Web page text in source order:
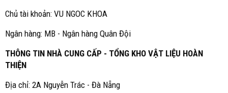
Chủ tài khoản: VU NGOC KHOA
Ngân hàng: MB - Ngân hàng Quân Đội
THÔNG TIN NHÀ CUNG CẤP - TỔNG KHO VẬT LIỆU HOÀN
THIỆN
Địa chỉ: 2A Nguyễn Trác - Đà Nẵng